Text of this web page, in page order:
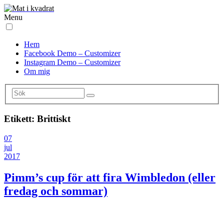
Menu
Hem
Facebook Demo – Customizer
Instagram Demo – Customizer
Om mig
Etikett: Brittiskt
07
jul
2017
Pimm’s cup för att fira Wimbledon (eller
fredag och sommar)